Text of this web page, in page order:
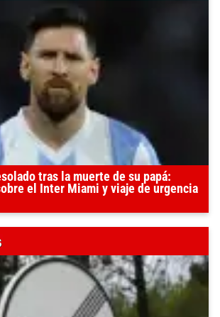
tras la muerte de su papá:
el Inter Miami y viaje de urgencia